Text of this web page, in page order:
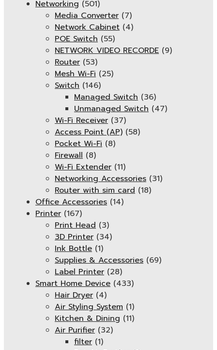
Networking (501)
Media Converter (7)
Network Cabinet (4)
POE Switch (55)
NETWORK VIDEO RECORDE (9)
Router (53)
Mesh Wi-Fi (25)
Switch (146)
Managed Switch (36)
Unmanaged Switch (47)
Wi-Fi Receiver (37)
Access Point (AP) (58)
Pocket Wi-Fi (8)
Firewall (8)
Wi-Fi Extender (11)
Networking Accessories (31)
Router with sim card (18)
Office Accessories (14)
Printer (167)
Print Head (3)
3D Printer (34)
Ink Bottle (1)
Supplies & Accessories (69)
Label Printer (28)
Smart Home Device (433)
Hair Dryer (4)
Air Styling System (1)
Kitchen & Dining (11)
Air Purifier (32)
filter (1)